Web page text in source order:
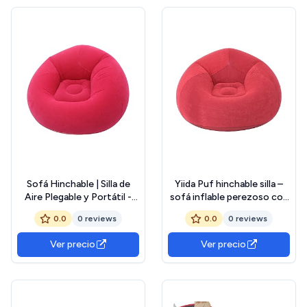
Sofá Hinchable | Silla de
Aire Plegable y Portátil -
Suministros de Casa y
Jardín P/Relax Viaje
Exterior Acampada Fiesta
Descanso
0.0 0 reviews
Ver precio
Yiida Puf hinchable silla –
sofá inflable perezoso con
cubierta empotrada – bolsa
mediana para habitación al
aire libre camping
0.0 0 reviews
Ver precio